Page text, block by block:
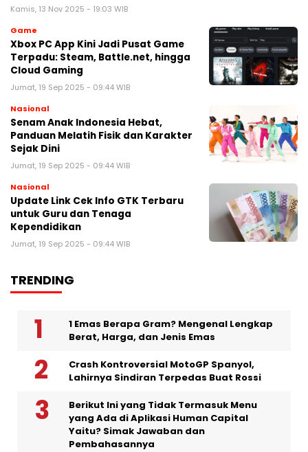
Kamis, 13 Nov 2025 - 19:03 WIB
Game
Xbox PC App Kini Jadi Pusat Game
Terpadu: Steam, Battle.net, hingga
Cloud Gaming
Jumat, 19 Sep 2025 - 09:44 WIB
Nasional
Senam Anak Indonesia Hebat,
Panduan Melatih Fisik dan Karakter
Sejak Dini
Jumat, 19 Sep 2025 - 09:44 WIB
Nasional
Update Link Cek Info GTK Terbaru
untuk Guru dan Tenaga
Kependidikan
Jumat, 19 Sep 2025 - 09:44 WIB
TRENDING
1 Emas Berapa Gram? Mengenal Lengkap
Berat, Harga, dan Jenis Emas
Crash Kontroversial MotoGP Spanyol,
Lahirnya Sindiran Terpedas Buat Rossi
Berikut Ini yang Tidak Termasuk Menu
yang Ada di Aplikasi Human Capital
Yaitu? Simak Jawaban dan
Pembahasannya